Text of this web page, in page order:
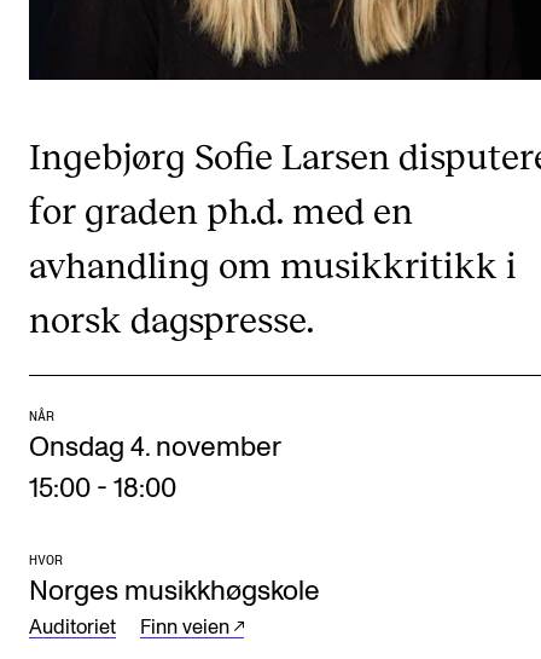
Utveksling
Internasjonal strategi
Samarbeidsprosjekter
Ledige stillinger
INFO
Ingebjørg Sofie Larsen
for graden ph.d. med en
avhandling om musikkritikk i
norsk dagspresse.
NÅR
Onsdag 4. november
15:00 - 18:00
HVOR
Norges musikkhøgskole
Auditoriet Finn veien